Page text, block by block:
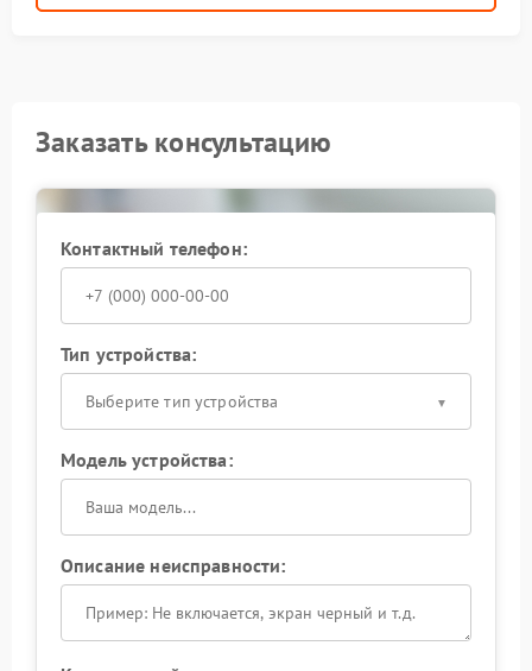
Заказать консультацию
Контактный телефон:
Тип устройства:
Выберите тип устройства
Модель устройства:
Описание неисправности: